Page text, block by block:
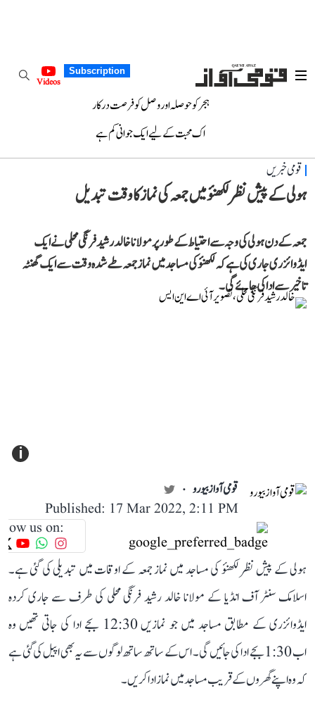
Subscription
Videos
ہجر کو حوصلہ اور وصل کو فرصت درکار
اک محبت کے لیے ایک جوانی کم ہے
قومی خبریں
ہولی کے پیش نظر لکھنؤ میں جمعہ کی نماز کا وقت تبدیل
جمعہ کے دن ہولی کی وجہ سے احتیاط کے طور پر مولانا خالد رشید فرنگی محلی نے ایک
ایڈوائزری جاری کی ہے کہ لکھنؤ کی مساجد میں نماز جمعہ طے شدہ وقت سے ایک گھنٹہ
تاخیر سے ادا کی جائے گی۔
i
قومی آواز بیورو
Published: 17 Mar 2022, 2:11 PM
us on:
ہولی کے پیش نظر لکھنؤ کی مساجد میں نماز جمعہ کے اوقات میں تبدیلی کی گئی ہے۔
اسلامک سنٹر آف انڈیا کے مولانا خالد رشید فرنگی محلی کی طرف سے جاری کردہ
ایڈوائزری کے مطابق مساجد میں جو نمازیں 12:30 بجے ادا کی جاتی تھیں وہ
اب 1:30 بجے ادا کی جائیں گی۔ اس کے ساتھ ساتھ لوگوں سے یہ بھی اپیل کی گئی ہے
کہ وہ اپنے گھروں کے قریب مساجد میں نماز ادا کریں۔